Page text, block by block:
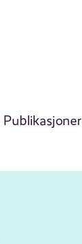
Publikasjoner